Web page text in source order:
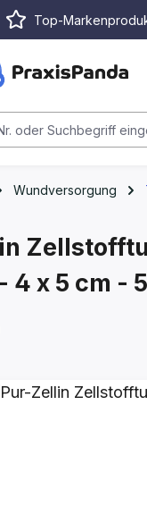
springen
Top-
Wundversorgung
4 x 5 cm -